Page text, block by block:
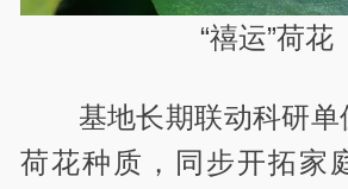
“禧运”荷花
基地长期联动科研
荷花种质，同步开拓家